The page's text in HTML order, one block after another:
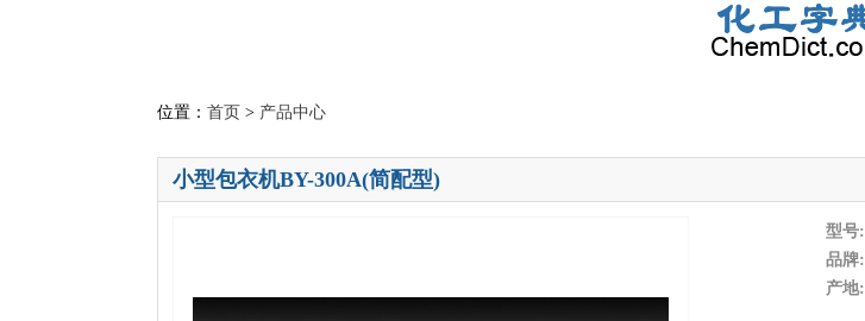
位置： 首页 > 产品中心
小型包衣机BY-300A(简配型)
型号:
品牌:
产地: